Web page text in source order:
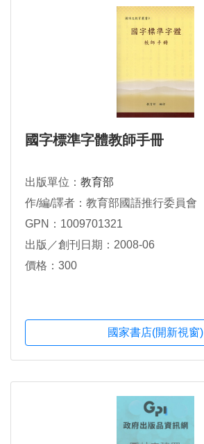
國字標準字體教師手冊
出版單位： 教育部
作/編/譯者：教育部國語推行委員會
GPN：1009701321
出版／創刊日期：2008-06
價格：300
國家書店(開新視窗)